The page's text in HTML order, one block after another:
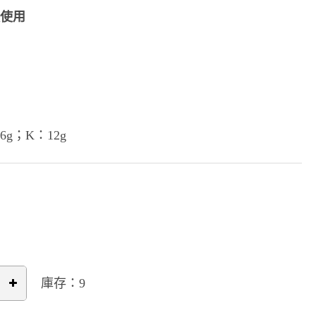
用
；K：12g
庫存：9